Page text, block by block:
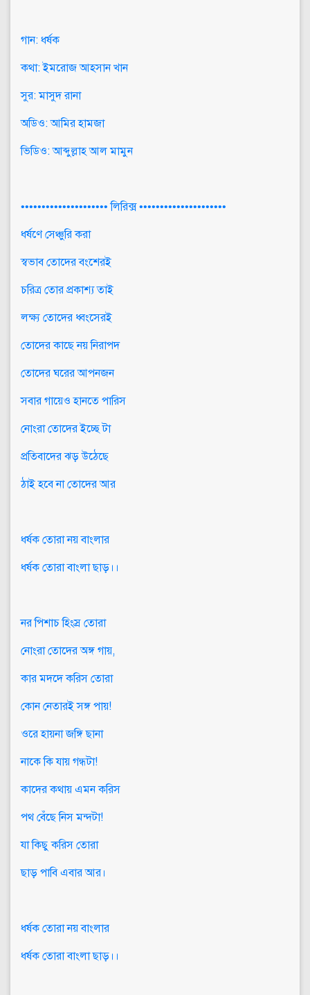
গান: ধর্ষক
কথা: ইমরোজ আহসান খান
সুর: মাসুদ রানা
অডিও: আমির হামজা
ভিডিও: আব্দুল্লাহ আল মামুন
••••••••••••••••••••• লিরিক্স •••••••••••••••••••••
ধর্ষণে সেঞ্চুরি করা
স্বভাব তোদের বংশেরই
চরিত্র তোর প্রকাশ্য তাই
লক্ষ্য তোদের ধ্বংসেরই
তোদের কাছে নয় নিরাপদ
তোদের ঘরের আপনজন
সবার গায়েও হানতে পারিস
নোংরা তোদের ইচ্ছে টা
প্রতিবাদের ঝড় উঠেছে
ঠাই হবে না তোদের আর
ধর্ষক তোরা নয় বাংলার
ধর্ষক তোরা বাংলা ছাড়।।
নর পিশাচ হিংস্র তোরা
নোংরা তোদের অঙ্গ গায়,
কার মদদে করিস তোরা
কোন নেতারই সঙ্গ পায়!
ওরে হায়না জঙ্গি ছানা
নাকে কি যায় গন্ধটা!
কাদের কথায় এমন করিস
পথ বেঁছে নিস মন্দটা!
যা কিছু করিস তোরা
ছাড় পাবি এবার আর।
ধর্ষক তোরা নয় বাংলার
ধর্ষক তোরা বাংলা ছাড়।।